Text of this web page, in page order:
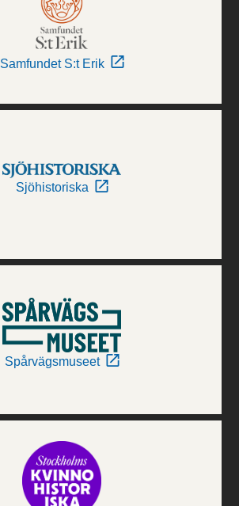
Samfundet S:t Erik
Sjöhistoriska
Spårvägsmuseet